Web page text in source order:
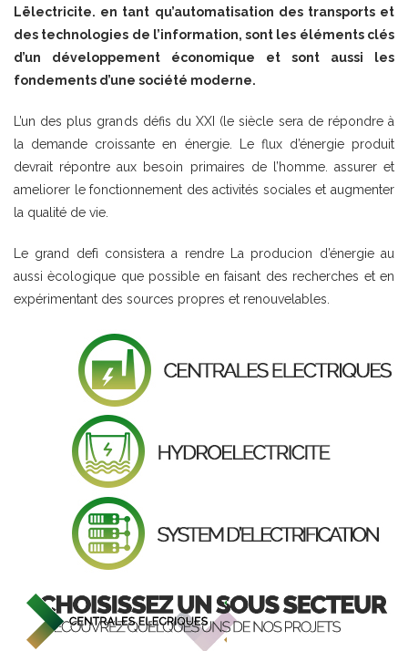
Lëlectricite. en tant qu’automatisation des transports et
des technologies de l’information, sont les éléments clés
d’un développement économique et sont aussi les
fondements d’une société moderne.
L’un des plus grands défis du XXI (le siècle sera de répondre à
la demande croissante en énergie. Le flux d’énergie produit
devrait répontre aux besoin primaires de l’homme. assurer et
ameliorer le fonctionnement des activités sociales et augmenter
la qualité de vie.
Le grand defì consistera a rendre La producion d’énergie au
aussi ècologique que possible en faisant des recherches et en
expérimentant des sources propres et renouvelables.
Roadoot,